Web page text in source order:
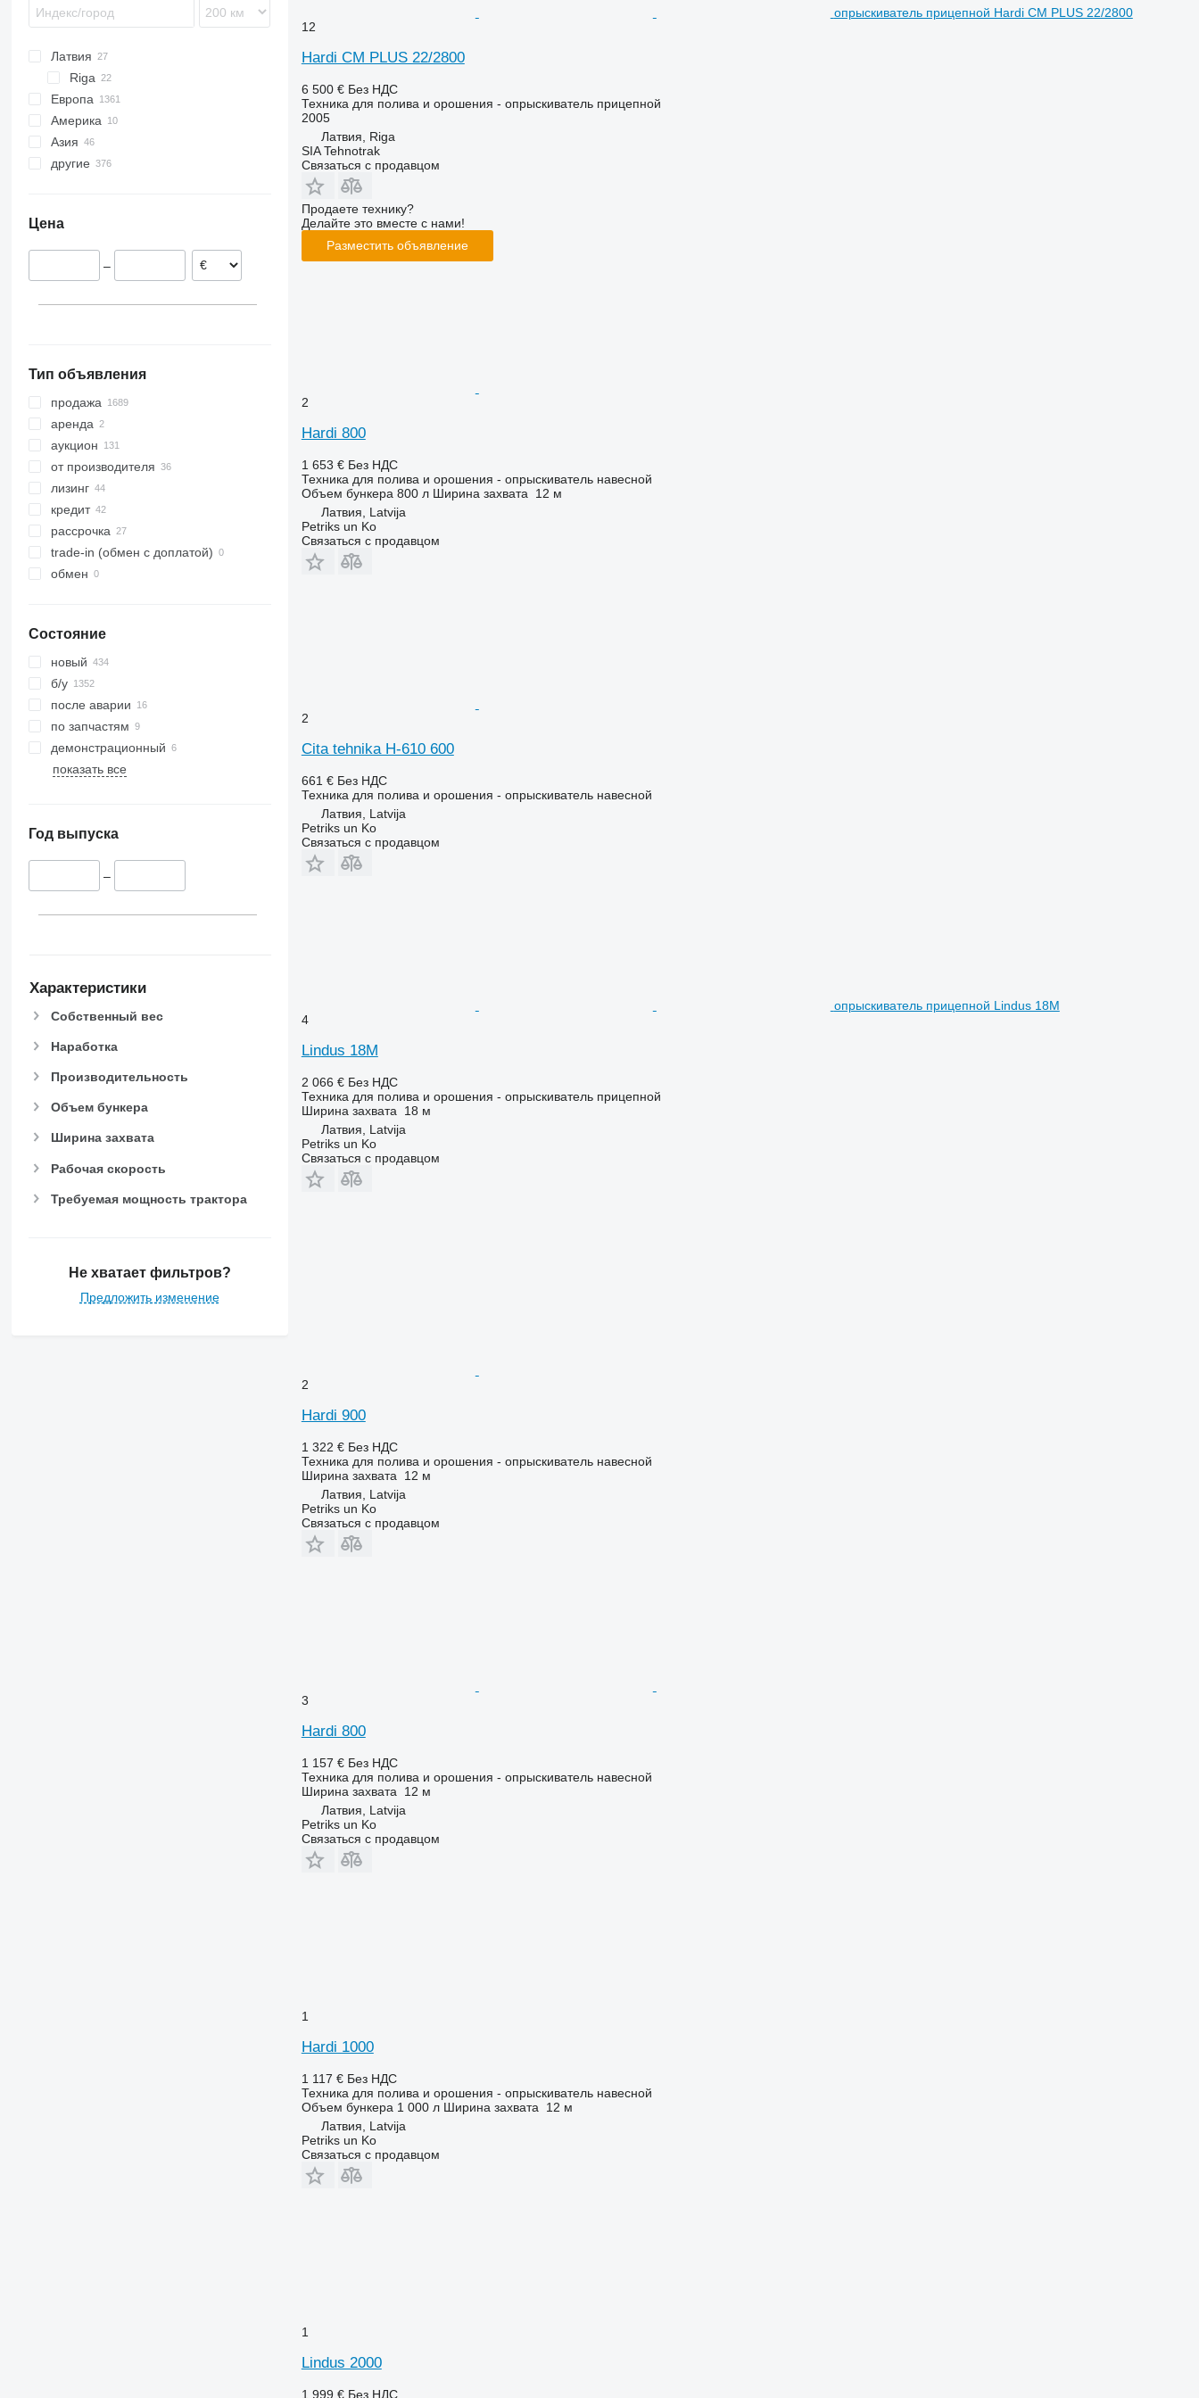
TZ
4720
4830
4930
4940
5430i
M-series
Латвия
Riga
Европа
Германия
Польша
Нидерланды
Великобритания
Франция
Америка
США
Мексика
Азия
Турция
Южная Корея
Индия
другие
Цена
–
Тип объявления
продажа
аренда
аукцион
от производителя
лизинг
кредит
рассрочка
trade-in (обмен с доплатой)
обмен
Состояние
новый
б/у
после аварии
по запчастям
демонстрационный
показать все
Год выпуска
–
Характеристики
Собственный вес
Наработка
Производительность
Объем бункера
Ширина захвата
Рабочая скорость
Требуемая мощность трактора
Не хватает фильтров?
Предложить изменение
опрыскиватель прицепной Hardi CM PLUS 22/2800
12
Hardi CM PLUS 22/2800
6 500 € Без НДС
Техника для полива и орошения - опрыскиватель прицепной
2005
Латвия, Riga
SIA Tehnotrak
Связаться с продавцом
Продаете технику?
Делайте это вместе с нами!
Разместить объявление
2
Hardi 800
1 653 € Без НДС
Техника для полива и орошения - опрыскиватель навесной
Объем бункера 800 л Ширина захвата
12 м
Латвия, Latvija
Petriks un Ko
Связаться с продавцом
2
Cita tehnika H-610 600
661 € Без НДС
Техника для полива и орошения - опрыскиватель навесной
Латвия, Latvija
Petriks un Ko
Связаться с продавцом
опрыскиватель прицепной Lindus 18M
4
Lindus 18M
2 066 € Без НДС
Техника для полива и орошения - опрыскиватель прицепной
Ширина захвата
18 м
Латвия, Latvija
Petriks un Ko
Связаться с продавцом
2
Hardi 900
1 322 € Без НДС
Техника для полива и орошения - опрыскиватель навесной
Ширина захвата
12 м
Латвия, Latvija
Petriks un Ko
Связаться с продавцом
3
Hardi 800
1 157 € Без НДС
Техника для полива и орошения - опрыскиватель навесной
Ширина захвата
12 м
Латвия, Latvija
Petriks un Ko
Связаться с продавцом
1
Hardi 1000
1 117 € Без НДС
Техника для полива и орошения - опрыскиватель навесной
Объем бункера 1 000 л Ширина захвата
12 м
Латвия, Latvija
Petriks un Ko
Связаться с продавцом
1
Lindus 2000
1 999 € Без НДС